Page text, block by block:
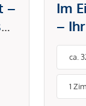
–
Im
–
ca.
1